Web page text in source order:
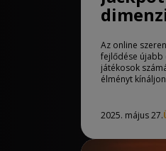
Az online
fejlődése újabb
játékosok
élményt
2025. május 27.